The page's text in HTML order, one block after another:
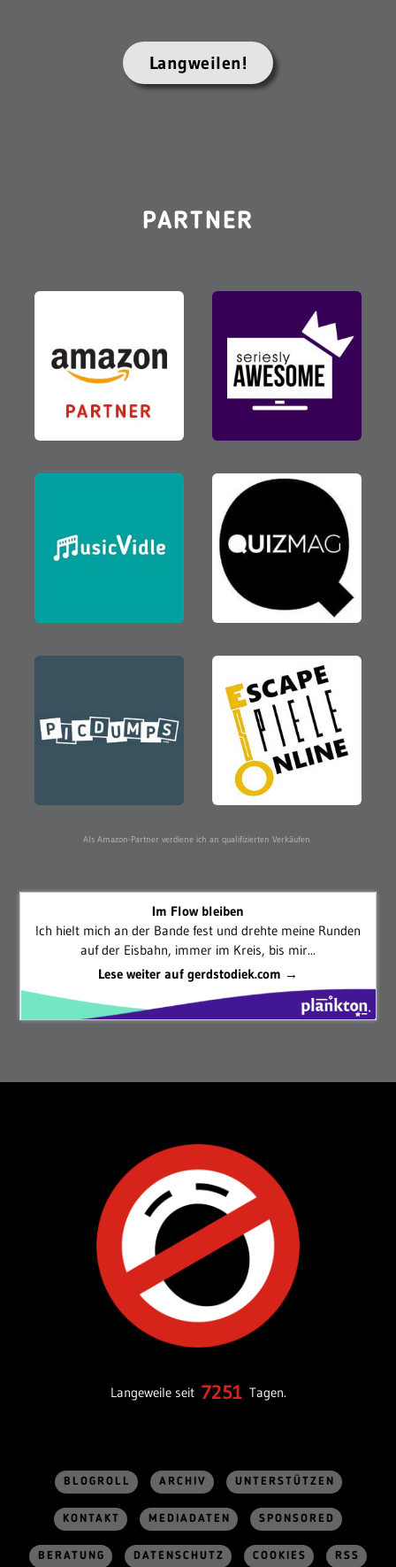
Langweilen!
PARTNER
Als Amazon-Partner verdiene ich an qualifizierten Verkäufen.
Im Flow bleiben
Ich hielt mich an der Bande fest und drehte meine Runden
auf der Eisbahn, immer im Kreis, bis mir...
Lese weiter auf gerdstodiek.com →
Langeweile seit 7251 Tagen.
BLOGROLL ARCHIV UNTERSTÜTZEN
KONTAKT MEDIADATEN SPONSORED
BERATUNG DATENSCHUTZ COOKIES RSS